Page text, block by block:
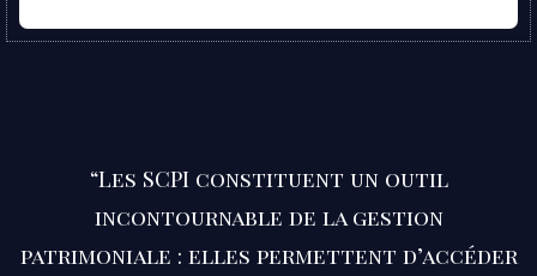
“Les SCPI constituent un outil
incontournable de la gestion
patrimoniale : elles permettent d’accéder